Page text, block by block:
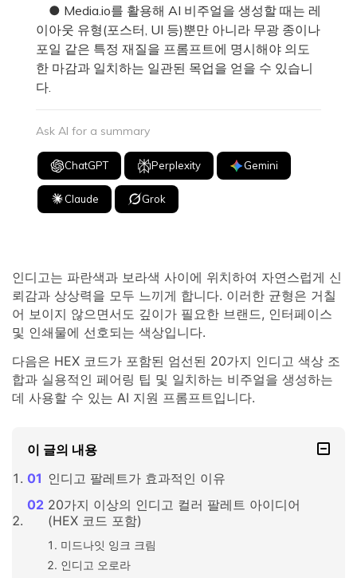
● Media.io를 활용해 AI 비주얼을 생성할 때는 레
이아웃 유형(포스터, UI 등)뿐만 아니라 무광 종이나
포일 같은 특정 재질을 프롬프트에 명시해야 의도
한 마감과 일치하는 일관된 목업을 얻을 수 있습니
다.
Ask AI for a summary
ChatGPT Perplexity Gemini
Claude Grok
인디고는 파란색과 보라색 사이에 위치하여 자연스럽게 신
뢰감과 상상력을 모두 느끼게 합니다. 이러한 균형은 거칠
어 보이지 않으면서도 깊이가 필요한 브랜드, 인터페이스
및 인쇄물에 선호되는 색상입니다.
다음은 HEX 코드가 포함된 엄선된 20가지 인디고 색상 조
합과 실용적인 페어링 팁 및 일치하는 비주얼을 생성하는
데 사용할 수 있는 AI 지원 프롬프트입니다.
이 글의 내용
인디고 팔레트가 효과적인 이유
20가지 이상의 인디고 컬러 팔레트 아이디어
(HEX 코드 포함)
미드나잇 잉크 크림
인디고 오로라